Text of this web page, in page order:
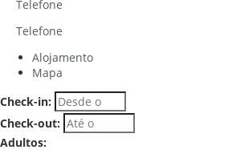
Telefone
Telefone
Alojamento
Mapa
Check-in:
Check-out:
Adultos: